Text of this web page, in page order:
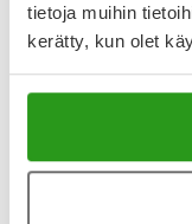
tietoja muihin
kerätty, kun olet
Katso
Muistuttajan avulla
tuotteet ajoissa,